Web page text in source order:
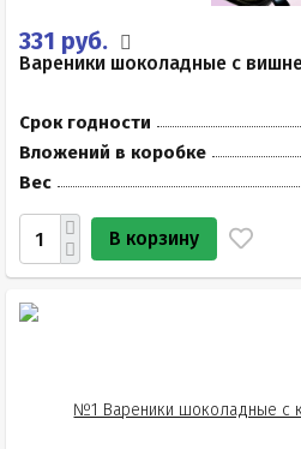
331 руб.
Вареники шоколадные с
Срок годности
Вложений в коробке
Вес
В корзину